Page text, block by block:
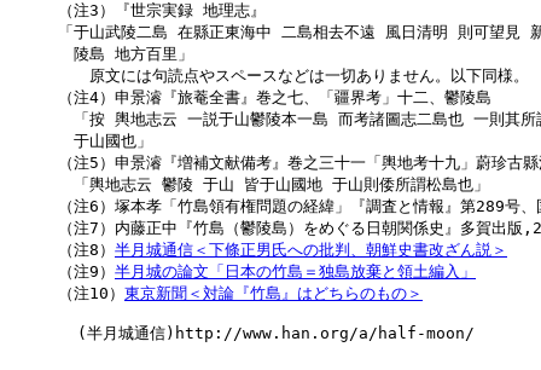
（注3）『世宗実録 地理志』
「于山武陵二島 在縣正東海中 二島相去不遠 風日清明 則可望見
陵島 地方百里」
原文には句読点やスペースなどは一切ありません。以下同様。
（注4）申景濬『旅菴全書』巻之七、「疆界考」十二、鬱陵島
「按 輿地志云 一説于山鬱陵本一島 而考諸圖志二島也 一則其所
于山國也」
（注5）申景濬『増補文献備考』巻之三十一「輿地考十九」蔚珍古
「輿地志云 鬱陵 于山 皆于山國地 于山則倭所謂松島也」
（注6）塚本孝「竹島領有権問題の経緯」『調査と情報』第289号
（注7）内藤正中『竹島（鬱陵島）をめぐる日朝関係史』多賀出
（注8） 半月城通信＜下條正男氏への批判、朝鮮史書改ざん説＞
（注9） 半月城の論文「日本の竹島＝独島放棄と領土編入」
（注10） 東京新聞＜対論『竹島』はどちらのもの＞
  (半月城通信)http://www.han.org/a/half-moon/